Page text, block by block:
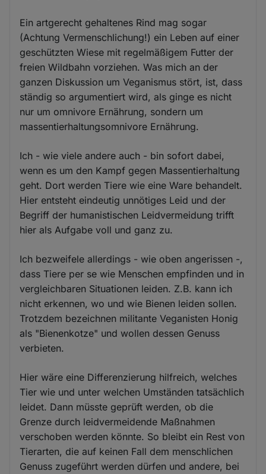
Ein artgerecht gehaltenes Rind mag sogar
(Achtung Vermenschlichung!) ein Leben auf einer
geschützten Wiese mit regelmäßigem Futter der
freien Wildbahn vorziehen. Was mich an der
ganzen Diskussion um Veganismus stört, ist, dass
ständig so argumentiert wird, als ginge es nicht
nur um omnivore Ernährung, sondern um
massentierhaltungsomnivore Ernährung.
Ich - wie viele andere auch - bin sofort dabei,
wenn es um den Kampf gegen Massentierhaltung
geht. Dort werden Tiere wie eine Ware behandelt.
Hier entsteht eindeutig unnötiges Leid und der
Begriff der humanistischen Leidvermeidung trifft
hier als Aufgabe voll und ganz zu.
Ich bezweifele allerdings - wie oben angerissen -,
dass Tiere per se wie Menschen empfinden und in
vergleichbaren Situationen leiden. Z.B. kann ich
nicht erkennen, wo und wie Bienen leiden sollen.
Trotzdem bezeichnen militante Veganisten Honig
als "Bienenkotze" und wollen dessen Genuss
verbieten.
Hier wäre eine Differenzierung hilfreich, welches
Tier wie und unter welchen Umständen tatsächlich
leidet. Dann müsste geprüft werden, ob die
Grenze durch leidvermeidende Maßnahmen
verschoben werden könnte. So bleibt ein Rest von
Tierarten, die auf keinen Fall dem menschlichen
Genuss zugeführt werden dürfen und andere, bei